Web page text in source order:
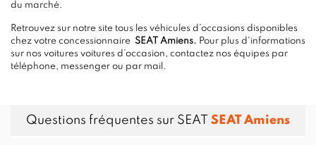
du marché.
Retrouvez sur notre site tous les véhicules d’occasions disponibles
chez votre concessionnaire SEAT Amiens. Pour plus d'informations
sur nos voitures voitures d’occasion, contactez nos équipes par
téléphone, messenger ou par mail.
Questions fréquentes sur SEAT SEAT Amiens